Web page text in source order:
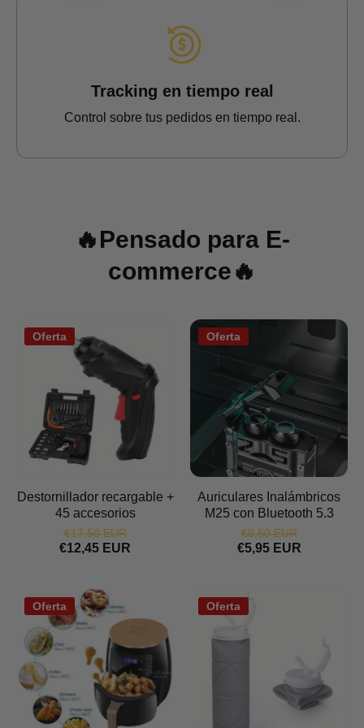
Tracking en tiempo real
Control sobre tus pedidos en tiempo real.
🔥Pensado para E-
commerce🔥
Oferta
Destornillador recargable +
45 accesorios
€17,50 EUR
€12,45 EUR
Oferta
Auriculares Inalámbricos
M25 con Bluetooth 5.3
€8,50 EUR
€5,95 EUR
Oferta Oferta